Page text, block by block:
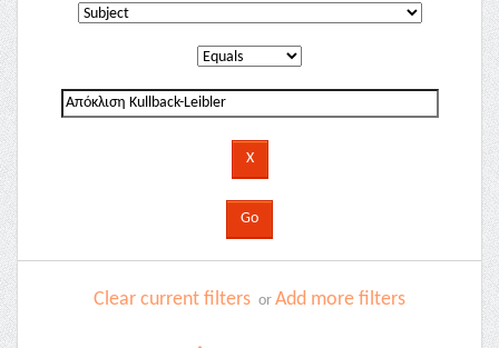
Clear current filters or Add more filters